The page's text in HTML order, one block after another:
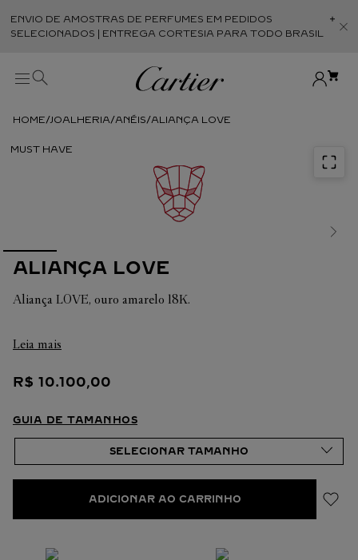
ENVIO DE AMOSTRAS DE PERFUMES EM PEDIDOS
SELECIONADOS | ENTREGA CORTESIA PARA TODO BRASIL
JOALHERIA ANÉIS ALIANÇA LOVE
ALIANÇA LOVE
Aliança LOVE, ouro amarelo 18K.
valorizar a harmonia da peça. É por isso que o peso em
variações de uma criação a outra. Caso necessite de
consultar as nossas equipes de venda.
Leia mais
R$ 10.100,00
GUIA DE TAMANHOS
ADICIONAR AO CARRINHO